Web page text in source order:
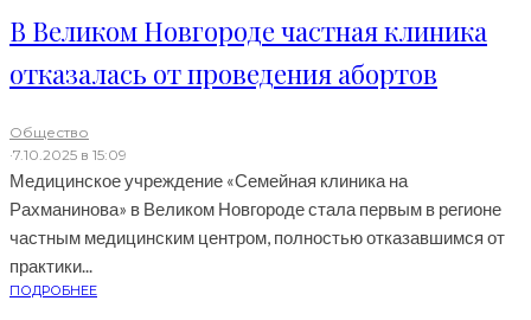
В Великом Новгороде частная клиника
отказалась от проведения абортов
Общество
·7.10.2025 в 15:09
Медицинское учреждение «Семейная клиника на
Рахманинова» в Великом Новгороде стала первым в регионе
частным медицинским центром, полностью отказавшимся от
практики...
ПОДРОБНЕЕ